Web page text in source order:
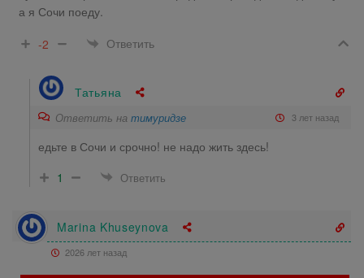
а я Сочи поеду.
-2
Ответить
Татьяна
Ответить на тимуридзе 3 лет назад
едьте в Сочи и срочно! не надо жить здесь!
1
Ответить
Marina Khuseynova
2026 лет назад